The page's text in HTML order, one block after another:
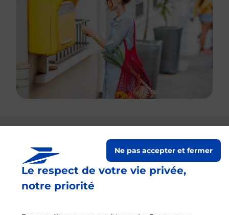
Le respect de votre vie privée,
notre priorité
Ne pas accepter et fermer
Boîte aux lettres La Poste
Prochaine collecte du courriervendredià
09h00
28240
Fontaine Simon